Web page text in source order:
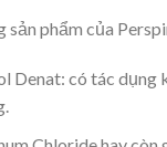
sản phẩm của
Denat: có tác dụng